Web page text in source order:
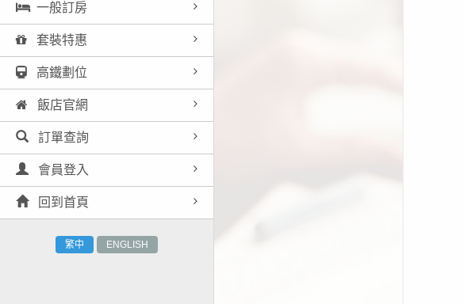
一般訂房
套裝特惠
高鐵劃位
飯店官網
訂單查詢
會員登入
回到首頁
繁中 ENGLISH